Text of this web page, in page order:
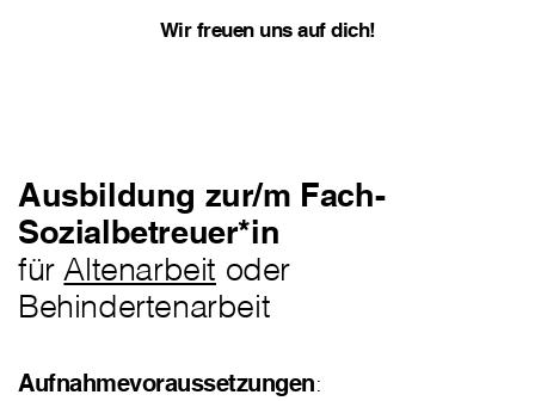
Wir freuen uns auf dich!
Ausbildung zur/m Fach-
Sozialbetreuer*in
fürAltenarbeit oder
Behindertenarbeit
Aufnahmevoraussetzungen: